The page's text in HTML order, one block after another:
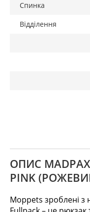
Спинка
Відділення
ОПИС MADPAX
PINK
Moppets зроблені з